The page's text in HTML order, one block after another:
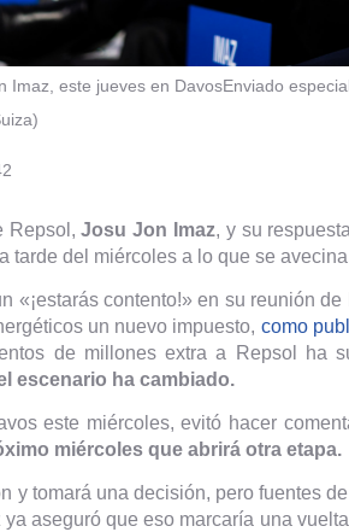
Imaz, este jueves en DavosEnviado especial
Repsol,Josu Jon Imaz, y su
tarde del miércoles a lo que se
«¡estarás contento!» en su reunión
un nuevo impuesto, como
de millones extra a Repsol ha
escenario ha cambiado.
este miércoles, evitó hacer
miércoles que abrirá otra etapa.
y tomará una decisión, pero fuentes
aseguró que eso marcaría una